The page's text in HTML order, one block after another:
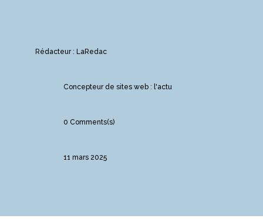
Rédacteur : LaRedac
Concepteur de sites web : l'actu
0 Comments(s)
11 mars 2025